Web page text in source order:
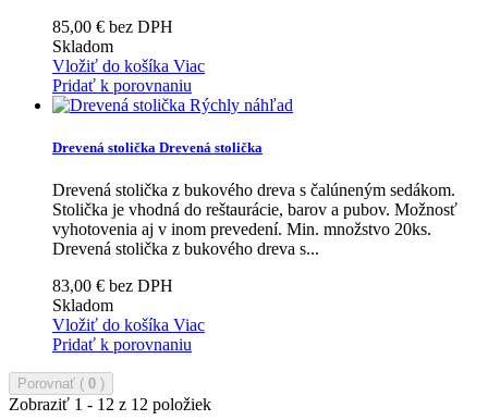
85,00 € bez DPH
Skladom
Vložiť do košíka Viac
Pridať k porovnaniu
Rýchly náhľad
Drevená stolička Drevená stolička
Drevená stolička z bukového dreva s čalúneným sedákom.
Stolička je vhodná do reštaurácie, barov a pubov. Možnosť
vyhotovenia aj v inom prevedení. Min. množstvo 20ks.
Drevená stolička z bukového dreva s...
83,00 € bez DPH
Skladom
Vložiť do košíka Viac
Pridať k porovnaniu
Porovnať ( 0 )
Zobraziť 1 - 12 z 12 položiek